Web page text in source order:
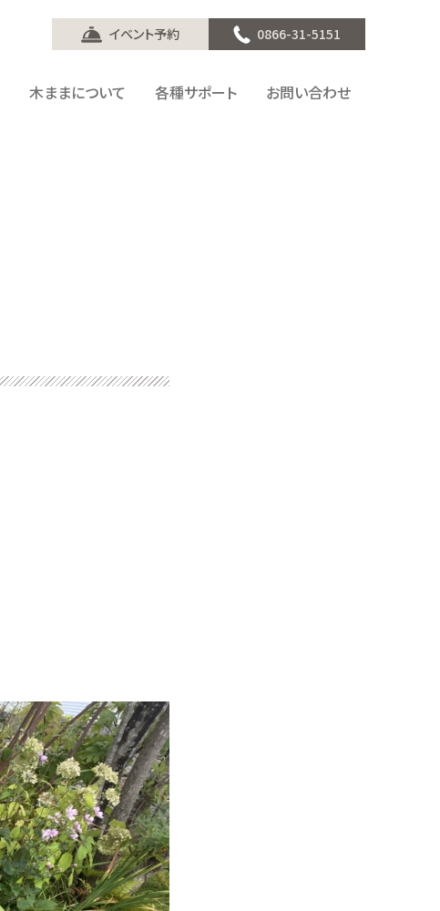
イベント予約 0866-31-5151
木ままについて 各種サポート お問い合わせ